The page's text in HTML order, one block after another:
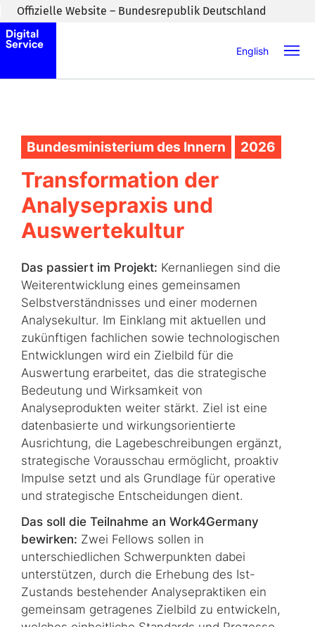
Zum Inhaltsbereich wechseln
Offizielle Website – Bundesrepublik Deutschland
English
Bundesministerium des Innern 2026
Transformation der
Analysepraxis und
Auswertekultur
Das passiert im Projekt: Kernanliegen sind die
Weiterentwicklung eines gemeinsamen
Selbstverständnisses und einer modernen
Analysekultur. Im Einklang mit aktuellen und
zukünftigen fachlichen sowie technologischen
Entwicklungen wird ein Zielbild für die
Auswertung erarbeitet, das die strategische
Bedeutung und Wirksamkeit von
Analyseprodukten weiter stärkt. Ziel ist eine
datenbasierte und wirkungsorientierte
Ausrichtung, die Lagebeschreibungen ergänzt,
strategische Vorausschau ermöglicht, proaktiv
Impulse setzt und als Grundlage für operative
und strategische Entscheidungen dient.
Das soll die Teilnahme an Work4Germany
bewirken: Zwei Fellows sollen in
unterschiedlichen Schwerpunkten dabei
unterstützen, durch die Erhebung des Ist-
Zustands bestehender Analysepraktiken ein
gemeinsam getragenes Zielbild zu entwickeln,